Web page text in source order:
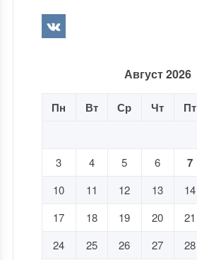
Август 2026
Пн Вт Ср Чт Пт
3
4 5 6 7
10
11 12 13 14
17
18 19 20 21
24
25 26 27 28